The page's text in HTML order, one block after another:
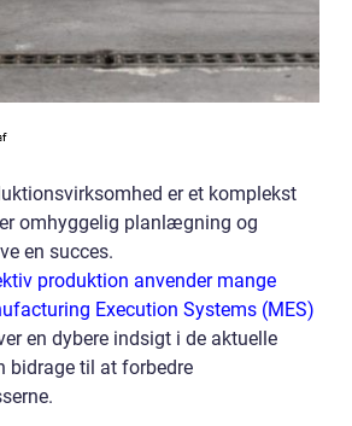
er et komplekst
omhyggelig planlægning og
en succes.
produktion anvender mange
Execution Systems (MES)
en dybere indsigt i de aktuelle
bidrage til at forbedre